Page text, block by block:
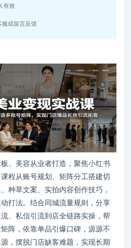
有效
服或留言反馈
、美容从业者打造，聚焦小红书
程从账号规划、矩阵分工搭建切
种草文案、实拍内容创作技巧，
打法。结合同城流量规则，分享
、私信引流到店全链路实操，帮
阵，依靠单品引爆口碑，源源不
，摆脱门店缺客难题，实现长期